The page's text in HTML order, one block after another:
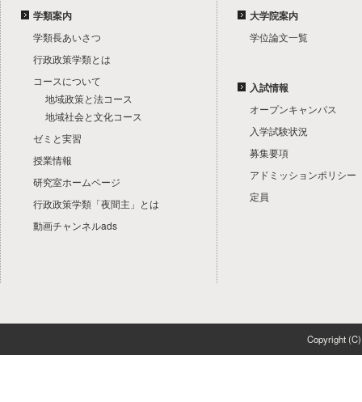
学類案内
学類長あいさつ
行政政策学類とは
コースについて
地域政策と法コース
地域社会と文化コース
ゼミと実習
授業情報
研究室ホームページ
行政政策学類「夜間主」とは
動画チャンネルads
大学院案内
学位論文一覧
入試情報
オープンキャンパス
入学試験状況
募集要項
アドミッションポリシー
定員
Copyright